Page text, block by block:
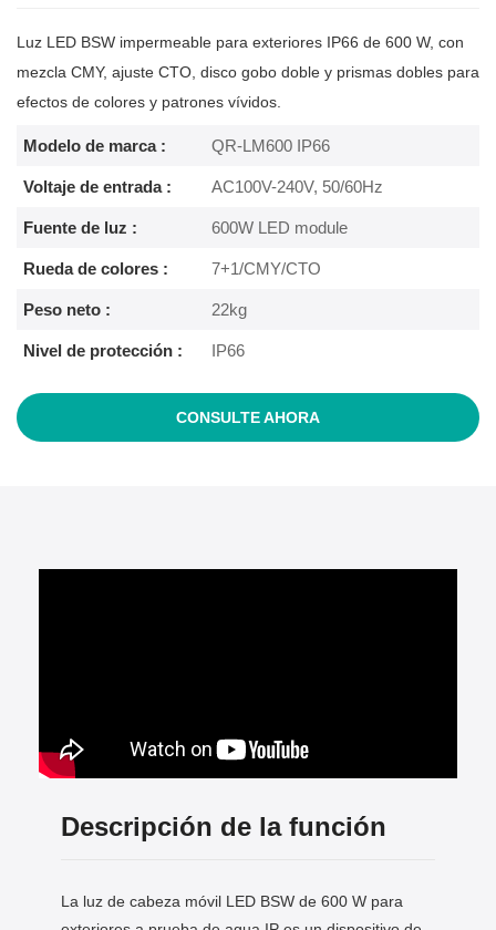
Luz LED BSW impermeable para exteriores IP66 de 600 W, con
mezcla CMY, ajuste CTO, disco gobo doble y prismas dobles para
efectos de colores y patrones vívidos.
Modelo de marca : QR-LM600 IP66
Voltaje de entrada : AC100V-240V, 50/60Hz
Fuente de luz : 600W LED module
Rueda de colores : 7+1/CMY/CTO
Peso neto : 22kg
Nivel de protección : IP66
CONSULTE AHORA
Descripción de la función
La luz de cabeza móvil LED BSW de 600 W para